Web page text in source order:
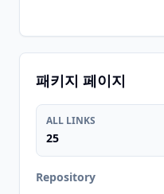
패키지 페이지
ALL LINKS
25
Repository